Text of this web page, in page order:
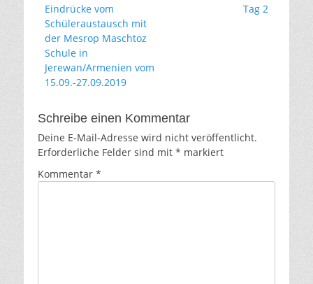
Vorhergehender
Beitrag:
Eindrücke vom
Schüleraustausch mit
der Mesrop Maschtoz
Schule in
Jerewan/Armenien vom
15.09.-27.09.2019
Tag 2
Schreibe einen Kommentar
Deine E-Mail-Adresse wird nicht veröffentlicht.
Erforderliche Felder sind mit * markiert
Kommentar *